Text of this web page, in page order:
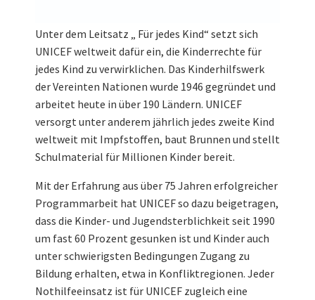
Unter dem Leitsatz „ Für jedes Kind“ setzt sich
UNICEF weltweit dafür ein, die Kinderrechte für
jedes Kind zu verwirklichen. Das Kinderhilfswerk
der Vereinten Nationen wurde 1946 gegründet und
arbeitet heute in über 190 Ländern. UNICEF
versorgt unter anderem jährlich jedes zweite Kind
weltweit mit Impfstoffen, baut Brunnen und stellt
Schulmaterial für Millionen Kinder bereit.
Mit der Erfahrung aus über 75 Jahren erfolgreicher
Programmarbeit hat UNICEF so dazu beigetragen,
dass die Kinder- und Jugendsterblichkeit seit 1990
um fast 60 Prozent gesunken ist und Kinder auch
unter schwierigsten Bedingungen Zugang zu
Bildung erhalten, etwa in Konfliktregionen. Jeder
Nothilfeeinsatz ist für UNICEF zugleich eine